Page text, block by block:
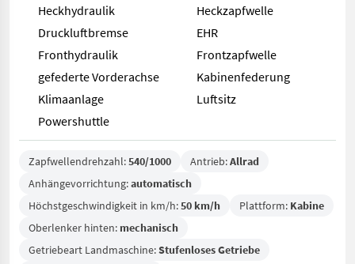
Heckhydraulik
Heckzapfwelle
Druckluftbremse
EHR
Fronthydraulik
Frontzapfwelle
gefederte Vorderachse
Kabinenfederung
Klimaanlage
Luftsitz
Powershuttle
Zapfwellendrehzahl:540/1000 Antrieb:Allrad
Anhängevorrichtung:automatisch
Höchstgeschwindigkeit in km/h:50 km/h Plattform: Kabine
Oberlenker hinten: mechanisch
Getriebeart Landmaschine:Stufenloses Getriebe